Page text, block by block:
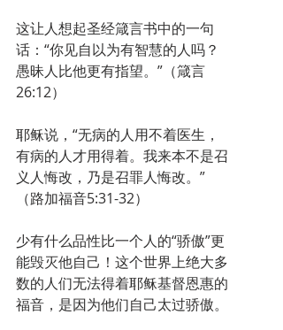
这让人想起圣经箴言书中的一句
话：“你见自以为有智慧的人吗？
愚昧人比他更有指望。”（箴言
26:12）
耶稣说，“无病的人用不着医生，
有病的人才用得着。我来本不是召
义人悔改，乃是召罪人悔改。”
（路加福音5:31-32）
少有什么品性比一个人的“骄傲”更
能毁灭他自己！这个世界上绝大多
数的人们无法得着耶稣基督恩惠的
福音，是因为他们自己太过骄傲。